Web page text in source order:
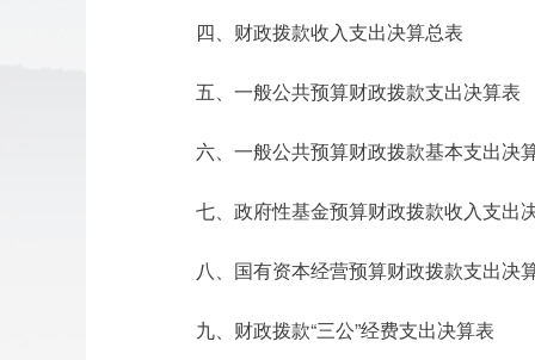
四、财政拨款收入支出决算总表
五、一般公共预算财政拨款支出决算表
六、一般公共预算财政拨款基本支出决
七、政府性基金预算财政拨款收入支出
八、国有资本经营预算财政拨款支出决
九、财政拨款“三公”经费支出决算表